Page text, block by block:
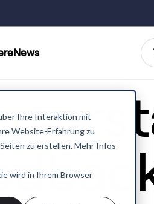
Ihre Interaktion mit
Website-Erfahrung zu
zu erstellen. Mehr Infos
wird in Ihrem Browser
News